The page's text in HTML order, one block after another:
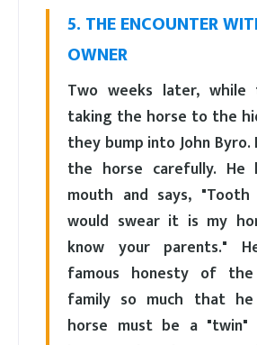
5. THE ENCOUNTER
OWNER
Two weeks later,
taking the horse to the
they bump into John Byro.
the horse carefully.
mouth and says,
would swear it is my
know your parents."
famous honesty of the
family so much that
horse must be a